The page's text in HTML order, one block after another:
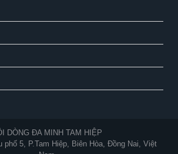
DÒNG ĐA MINH TAM HIỆP
phố 5, P.Tam Hiệp, Biên Hòa, Đồng Nai, Việt